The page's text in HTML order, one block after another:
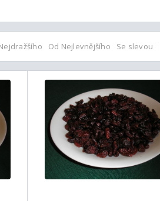
Od Nejlevnějšího Se slevou